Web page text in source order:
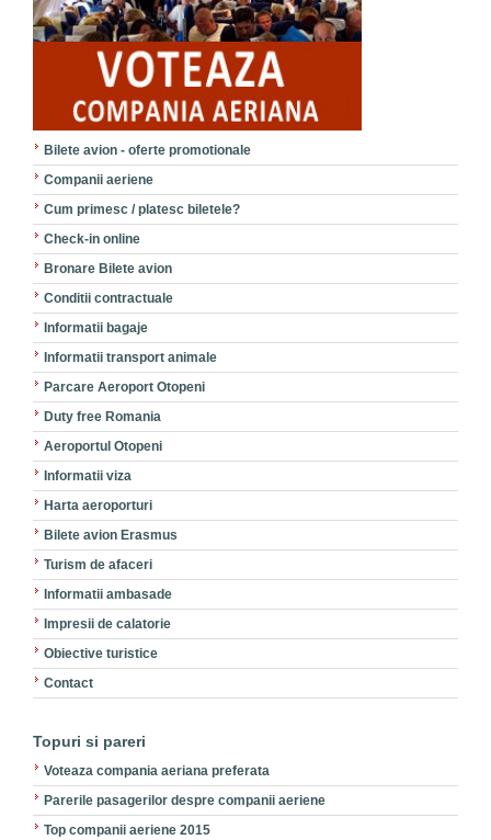
Bilete avion - oferte promotionale
Companii aeriene
Cum primesc / platesc biletele?
Check-in online
Bronare Bilete avion
Conditii contractuale
Informatii bagaje
Informatii transport animale
Parcare Aeroport Otopeni
Duty free Romania
Aeroportul Otopeni
Informatii viza
Harta aeroporturi
Bilete avion Erasmus
Turism de afaceri
Informatii ambasade
Impresii de calatorie
Obiective turistice
Contact
Topuri si pareri
Voteaza compania aeriana preferata
Parerile pasagerilor despre companii aeriene
Top companii aeriene 2015